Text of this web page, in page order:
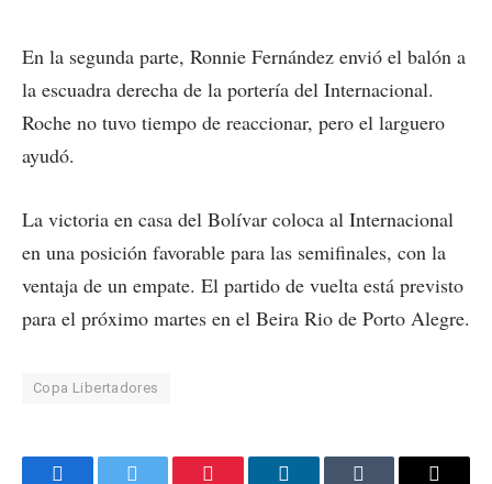
En la segunda parte, Ronnie Fernández envió el balón a
la escuadra derecha de la portería del Internacional.
Roche no tuvo tiempo de reaccionar, pero el larguero
ayudó.
La victoria en casa del Bolívar coloca al Internacional
en una posición favorable para las semifinales, con la
ventaja de un empate. El partido de vuelta está previsto
para el próximo martes en el Beira Rio de Porto Alegre.
Copa Libertadores